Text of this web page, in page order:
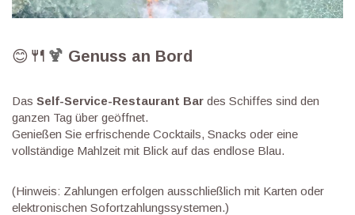
😊 🍴 🍹 Genuss an Bord
Das Self-Service-Restaurant Bar des Schiffes sind den
ganzen Tag über geöffnet.
Genießen Sie erfrischende Cocktails, Snacks oder eine
vollständige Mahlzeit mit Blick auf das endlose Blau.
(Hinweis: Zahlungen erfolgen ausschließlich mit Karten oder
elektronischen Sofortzahlungssystemen.)